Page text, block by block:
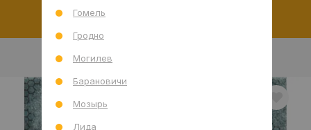
распродаж
В интерьере
Гомель
Гродно
Могилев
Барановичи
Мозырь
Лида